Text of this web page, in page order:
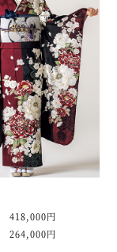
418,000円
264,000円